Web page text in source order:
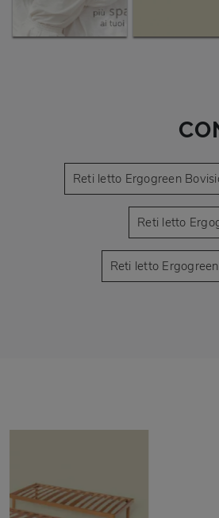
Reti letto Ergogreen
Reti letto
Reti letto